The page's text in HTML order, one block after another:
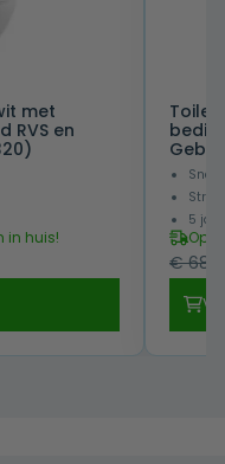
met
RVS en
in huis!
Snel
5
Op
€